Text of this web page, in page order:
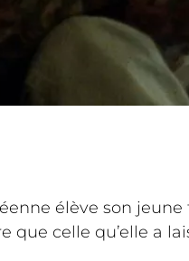
élève son
celle qu’elle a